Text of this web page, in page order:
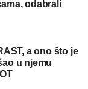
odabrali
a ono što je
u njemu